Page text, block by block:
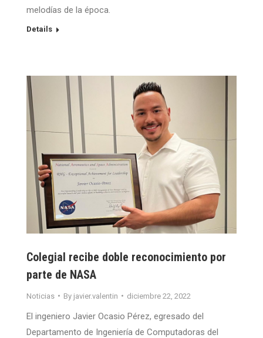
melodías de la época.
Details
Colegial recibe doble reconocimiento por
parte de NASA
Noticias By javier.valentin diciembre 22, 2022
El ingeniero Javier Ocasio Pérez, egresado del
Departamento de Ingeniería de Computadoras del